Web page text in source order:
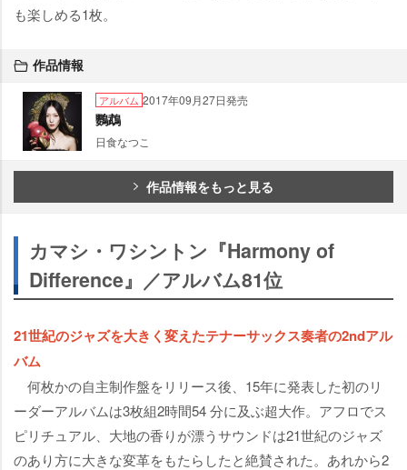
も楽しめる1枚。
作品情報
アルバム 2017年09月27日発売
鸚鵡
日食なつこ
作品情報をもっと見る
カマシ・ワシントン『Harmony of
Difference』／アルバム81位
21世紀のジャズを大きく変えたテナーサックス奏者の2ndアル
バム
何枚かの自主制作盤をリリース後、15年に発表した初のリ
ーダーアルバムは3枚組2時間54 分に及ぶ超大作。アフロでス
ピリチュアル、大地の香りが漂うサウンドは21世紀のジャズ
のあり方に大きな変革をもたらしたと絶賛された。あれから2